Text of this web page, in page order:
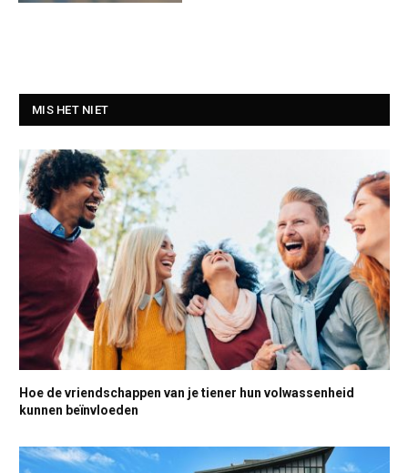
MIS HET NIET
Hoe de vriendschappen van je tiener hun volwassenheid
kunnen beïnvloeden